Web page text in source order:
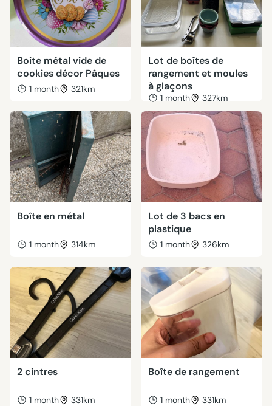
Boite métal vide de
cookies décor Pâques
1 month 321km
Lot de boîtes de
rangement et moules
à glaçons
1 month 327km
Boîte en métal
1 month 314km
Lot de 3 bacs en
plastique
1 month 326km
2 cintres
1 month 331km
Boîte de rangement
1 month 331km